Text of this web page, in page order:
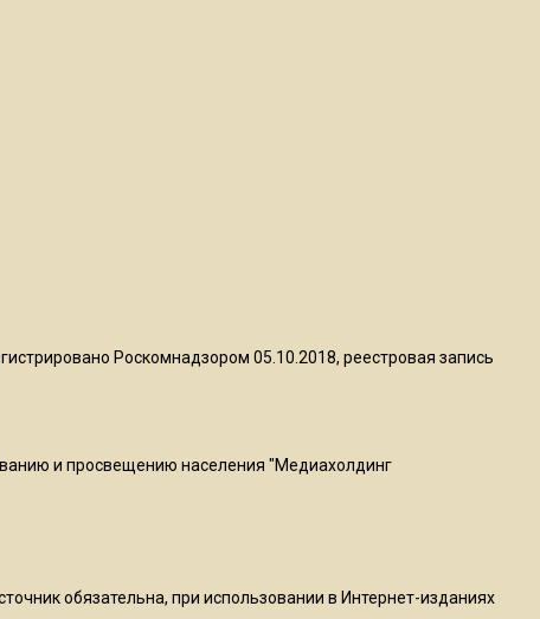
В Подмосковье прекратили
цехах
Роскомнадзором 05.10.2018, реестровая запись
и просвещению населения "Медиахолдинг
обязательна, при использовании в Интернет-изданиях